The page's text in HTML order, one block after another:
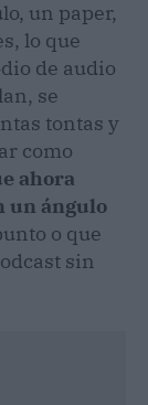
un paper,
lo que
de audio
se
tontas y
como
ahora
un ángulo
o que
sin